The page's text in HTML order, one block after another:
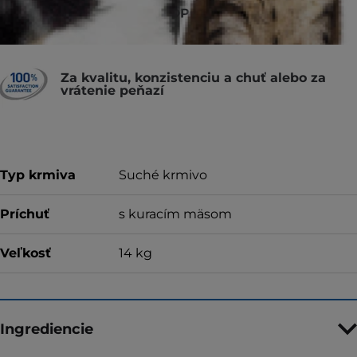
VETERINÁRMI ODPORÚČANÉ
Za kvalitu, konzistenciu a chuť alebo za
vrátenie peňazí
Typ krmiva Suché krmivo
Príchuť s kuracím mäsom
Veľkosť 14 kg
Ingrediencie